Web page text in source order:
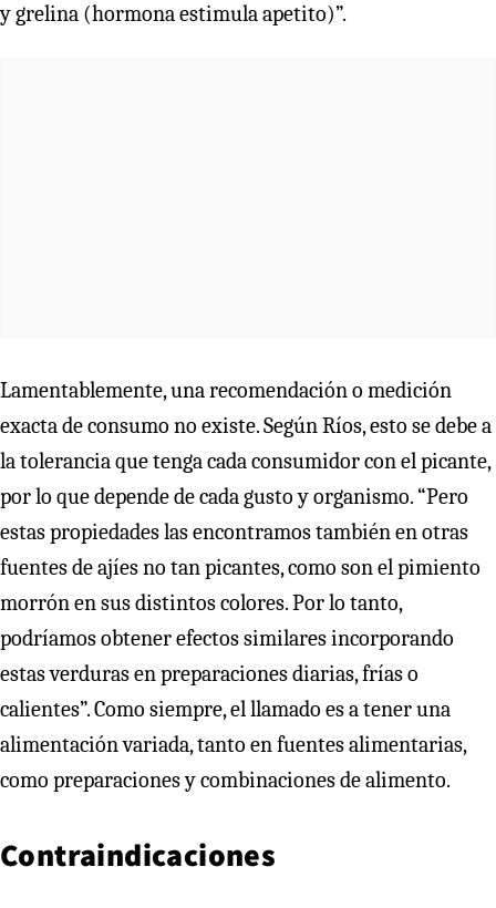
y grelina (hormona estimula apetito)”.
Lamentablemente, una recomendación o medición
exacta de consumo no existe. Según Ríos, esto se debe a
la tolerancia que tenga cada consumidor con el picante,
por lo que depende de cada gusto y organismo. “Pero
estas propiedades las encontramos también en otras
fuentes de ajíes no tan picantes, como son el pimiento
morrón en sus distintos colores. Por lo tanto,
podríamos obtener efectos similares incorporando
estas verduras en preparaciones diarias, frías o
calientes”. Como siempre, el llamado es a tener una
alimentación variada, tanto en fuentes alimentarias,
como preparaciones y combinaciones de alimento.
Contraindicaciones